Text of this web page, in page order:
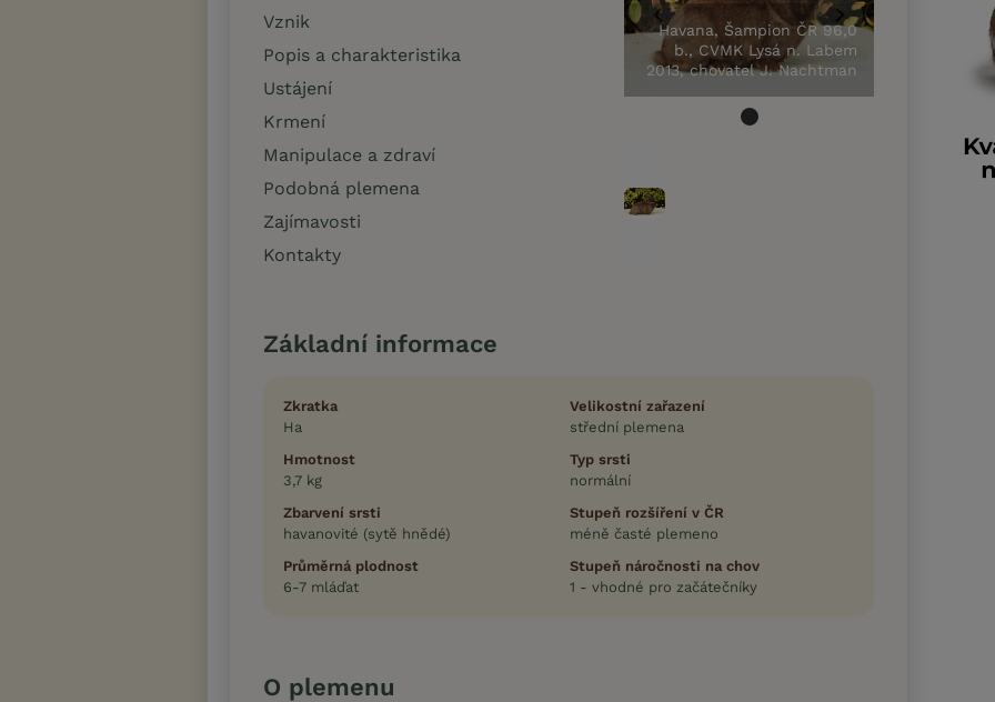
Havana, Šampion ČR 96,0
b., CVMK Lysá n. Labem
2013, chovatel J. Nachtman
Vznik
Popis a charakteristika
Ustájení
Krmení
Manipulace a zdraví
Podobná plemena
Zajímavosti
Kontakty
Základní informace
Zkratka
Ha
Velikostní zařazení
střední plemena
Hmotnost
3,7 kg
Typ srsti
normální
Zbarvení srsti
havanovité (sytě hnědé)
Stupeň rozšíření v ČR
méně časté plemeno
Průměrná plodnost
6-7 mláďat
Stupeň náročnosti na chov
1 - vhodné pro začátečníky
O plemenu